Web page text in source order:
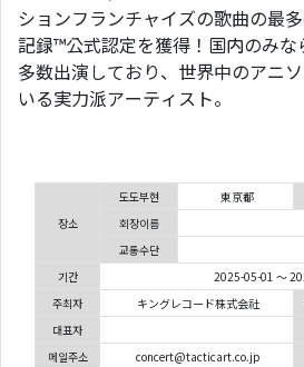
ションフランチャイズの歌曲の最
記録™公式認定を獲得！国内のみな
多数出演しており、世界中のアニ
いる実力派アーティスト。
장소
도도부현 東京都
회장이름
교통수단
기간
2025-05-01 ～
주최자
キングレコード株式会社
대표자
메일주소
concert@tacticart.co.jp